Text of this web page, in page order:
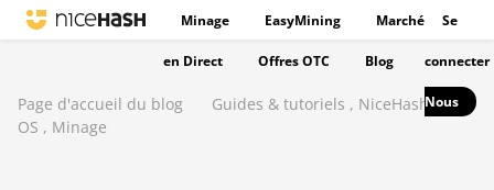
Minage EasyMining Marché
en Direct Offres OTC Blog
Se
connecter
Nous
Page d'accueil du blog Guides & tutoriels , NiceHash
OS , Minage